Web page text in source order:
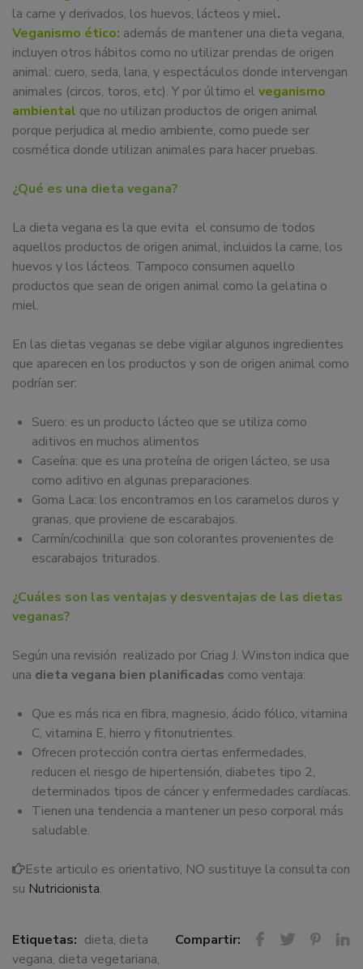
la carne y derivados, los huevos, lácteos y miel.
Veganismo ético: además de mantener una dieta vegana,
incluyen otros hábitos como no utilizar prendas de origen
animal: cuero, seda, lana, y espectáculos donde intervengan
animales (circos, toros, etc). Y por último el veganismo
ambiental que no utilizan productos de origen animal
porque perjudica al medio ambiente, como puede ser
cosmética donde utilizan animales para hacer pruebas.
¿Qué es una dieta vegana?
La dieta vegana es la que evita el consumo de todos
aquellos productos de origen animal, incluidos la carne, los
huevos y los lácteos. Tampoco consumen aquello
productos que sean de origen animal como la gelatina o
miel.
En las dietas veganas se debe vigilar algunos ingredientes
que aparecen en los productos y son de origen animal como
podrían ser:
Suero: es un producto lácteo que se utiliza como
aditivos en muchos alimentos
Caseína: que es una proteína de origen lácteo, se usa
como aditivo en algunas preparaciones.
Goma Laca: los encontramos en los caramelos duros y
granas, que proviene de escarabajos.
Carmín/cochinilla: que son colorantes provenientes de
escarabajos triturados.
¿Cuáles son las ventajas y desventajas de las dietas
veganas?
Según una revisión realizado por Criag J. Winston indica que
una dieta vegana bien planificadas como ventaja:
Que es más rica en fibra, magnesio, ácido fólico, vitamina
C, vitamina E, hierro y fitonutrientes.
Ofrecen protección contra ciertas enfermedades,
reducen el riesgo de hipertensión, diabetes tipo 2,
determinados tipos de cáncer y enfermedades cardíacas.
Tienen una tendencia a mantener un peso corporal más
saludable.
Este articulo es orientativo, NO sustituye la consulta con
su Nutricionista.
Etiquetas: dieta, dieta
vegana, dieta vegetariana,
Compartir: